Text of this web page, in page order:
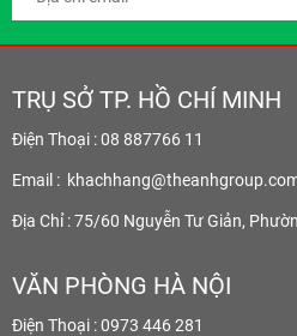
TRỤ SỞ TP. HỒ CHÍ MINH
Điện Thoại : 08 887766 11
Email :
Địa Chỉ : 75/60 Nguyễn Tư Giản,
VĂN PHÒNG HÀ NỘI
Điện Thoại : 0973 446 281